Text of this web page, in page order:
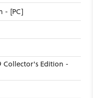
- [PC]
Collector's Edition -